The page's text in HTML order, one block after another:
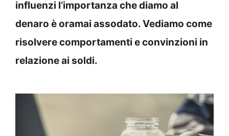
influenzi l’importanza che diamo al
denaro è oramai assodato. Vediamo come
risolvere comportamenti e convinzioni in
relazione ai soldi.